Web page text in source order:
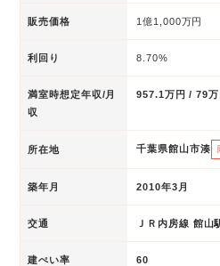
販売価格 1億1,000万円
利回り 8.70%
満室時想定年収/月
収
957.1万円 / 79万
所在地 千葉県館山市湊
築年月 2010年3月
交通 ＪＲ内房線 館山
建ぺい率 60